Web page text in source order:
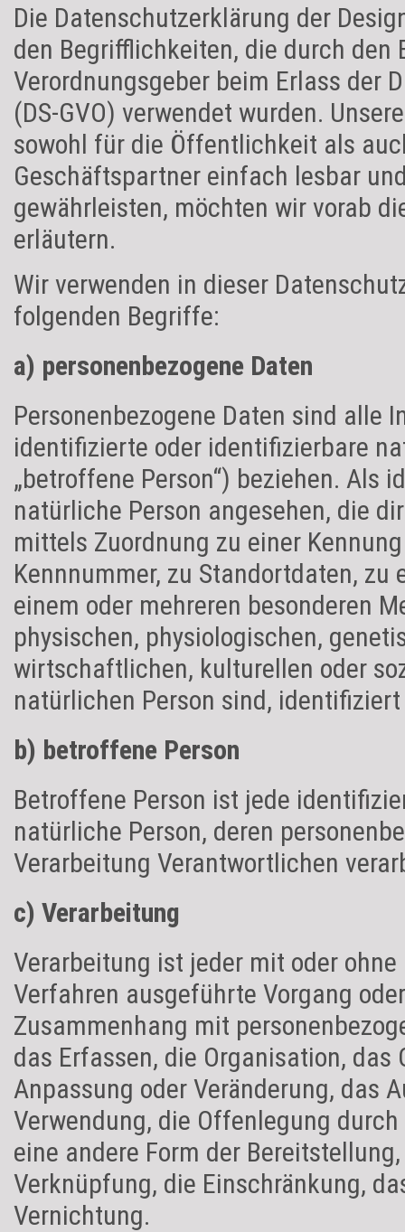
Die Datenschutzerklärung der
den Begrifflichkeiten, die durch den
Verordnungsgeber beim Erlass der
(DS-GVO) verwendet wurden.
sowohl für die Öffentlichkeit als
Geschäftspartner einfach lesbar
gewährleisten, möchten wir vorab
erläutern.
Wir verwenden in dieser
folgenden Begriffe:
a) personenbezogene Daten
Personenbezogene Daten sind alle
identifizierte oder identifizierbare
„betroffene Person“) beziehen. Als
natürliche Person angesehen, die
mittels Zuordnung zu einer
Kennnummer, zu Standortdaten, zu
einem oder mehreren besonderen
physischen, physiologischen,
wirtschaftlichen, kulturellen oder
natürlichen Person sind,
b) betroffene Person
Betroffene Person ist jede
natürliche Person, deren
Verarbeitung Verantwortlichen
c) Verarbeitung
Verarbeitung ist jeder mit oder
Verfahren ausgeführte Vorgang
Zusammenhang mit
das Erfassen, die Organisation, das
Anpassung oder Veränderung, das
Verwendung, die Offenlegung
eine andere Form der
Verknüpfung, die Einschränkung,
Vernichtung.